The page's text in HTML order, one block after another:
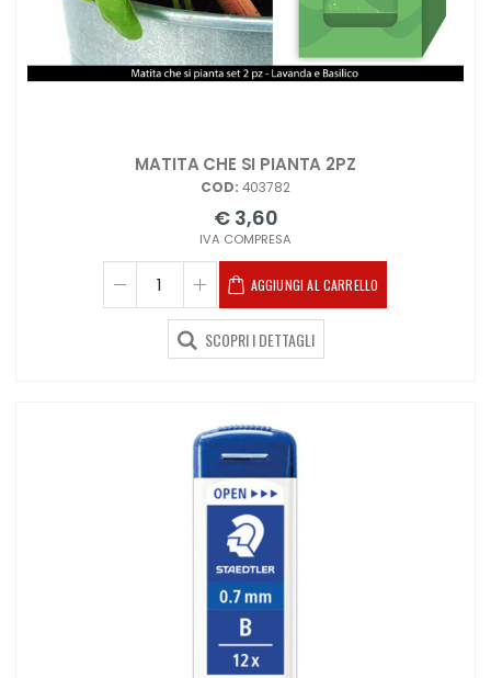
MATITA CHE SI PIANTA 2PZ
COD: 403782
€ 3,60
IVA COMPRESA
AGGIUNGI AL CARRELLO
SCOPRI I DETTAGLI